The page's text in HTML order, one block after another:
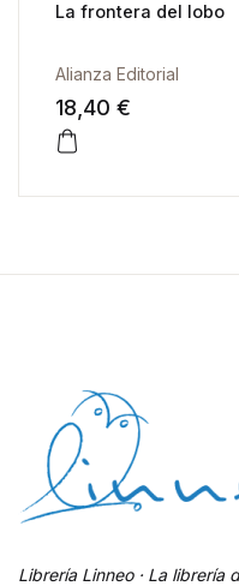
La frontera del lobo
Alianza Editorial
18,40 €
Librería Linneo · La librería